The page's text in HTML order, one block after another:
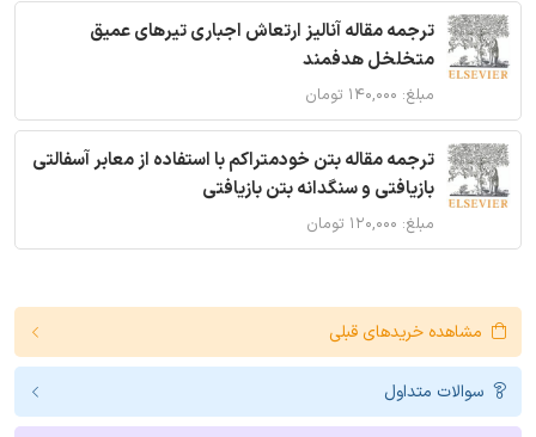
ترجمه مقاله آنالیز ارتعاش اجباری تیرهای عمیق
متخلخل هدفمند
مبلغ: ۱۴۰,۰۰۰ تومان
ترجمه مقاله بتن خودمتراکم با استفاده از معابر آسفالتی
بازیافتی و سنگدانه بتن بازیافتی
مبلغ: ۱۲۰,۰۰۰ تومان
مشاهده خریدهای قبلی
سوالات متداول